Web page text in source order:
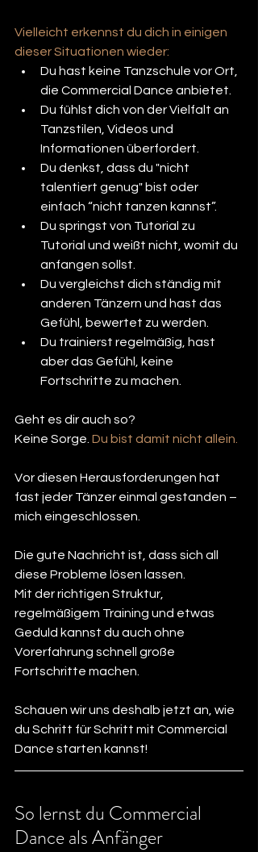
Vielleicht erkennst du dich in einigen
dieser Situationen wieder:
Du hast keine Tanzschule vor Ort,
die Commercial Dance anbietet.
Du fühlst dich von der Vielfalt an
Tanzstilen, Videos und
Informationen überfordert.
Du denkst, dass du "nicht
talentiert genug" bist oder
einfach “nicht tanzen kannst”.
Du springst von Tutorial zu
Tutorial und weißt nicht, womit du
anfangen sollst.
Du vergleichst dich ständig mit
anderen Tänzern und hast das
Gefühl, bewertet zu werden.
Du trainierst regelmäßig, hast
aber das Gefühl, keine
Fortschritte zu machen.
Geht es dir auch so?
Keine Sorge. Du bist damit nicht allein.
Vor diesen Herausforderungen hat
fast jeder Tänzer einmal gestanden –
mich eingeschlossen.
Die gute Nachricht ist, dass sich all
diese Probleme lösen lassen.
Mit der richtigen Struktur,
regelmäßigem Training und etwas
Geduld kannst du auch ohne
Vorerfahrung schnell große
Fortschritte machen.
Schauen wir uns deshalb jetzt an, wie
du Schritt für Schritt mit Commercial
Dance starten kannst!
So lernst du Commercial
Dance als Anfänger